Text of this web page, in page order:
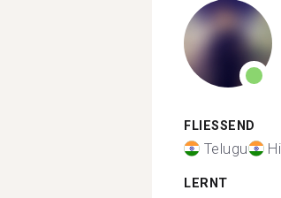
FLIESSEND
Telugu
LERNT